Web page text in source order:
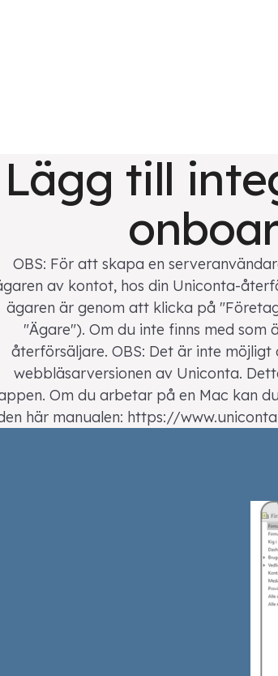
Lägg till
OBS: För att skapa en
av kontot, hos din Uniconta-
ägaren är genom att klicka på
"Ägare"). Om du inte finns med
återförsäljare. OBS: Det är inte
webbläsarversionen av Uniconta.
Om du arbetar på en Mac kan
här manualen: https://